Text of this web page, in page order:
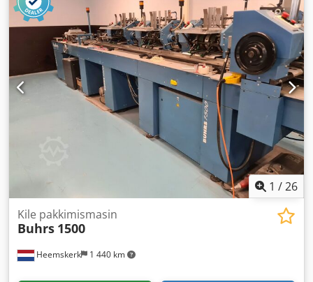
1 /26
Heemskerk 1 440 km
Kile pakkimismasin
Buhrs 1500